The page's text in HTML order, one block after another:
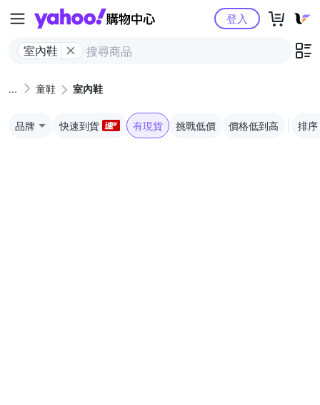
Yahoo購物中心
室內鞋
登入
童鞋 室內鞋
品牌 快速到貨 有現貨 挑戰低價 價格低到高 排序